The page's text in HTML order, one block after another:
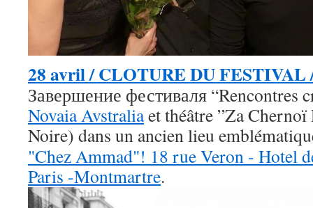
28 avril / CLOTURE DU FESTIVAL
Завершение фестиваля “Rencontres
Novaia Avstraliaet théâtre ”Za
Noire) dans un ancien lieu
"Chez Ammad"! 18 rue Veron - Hotel
Paris -Montmartre.